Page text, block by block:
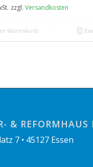
49,90 €
zzgl. Versandkosten
Warenkorb
& REFORMHAUS
7 • 45127 Essen